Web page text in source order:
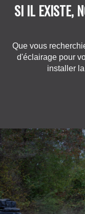
SI IL EXISTE,
Que vous
d'éclairage pour
installer